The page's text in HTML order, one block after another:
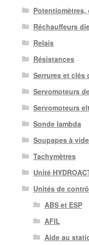
Potentiomètres,
Réchauffeurs
Relais
Résistances
Serrures et clés
Servomoteurs
Servomoteurs
Sonde lambda
Soupapes à vide
Tachymètres
Unité
Unités de
ABS et ESP
AFIL
Aide au